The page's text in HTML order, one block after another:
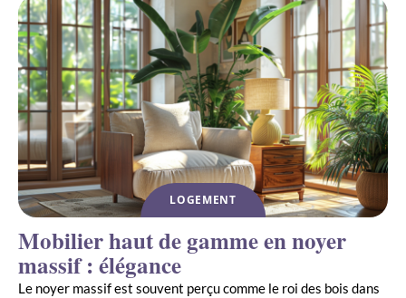
LOGEMENT
Mobilier haut de gamme en noyer
massif : élégance
Le noyer massif est souvent perçu comme le roi des bois dans